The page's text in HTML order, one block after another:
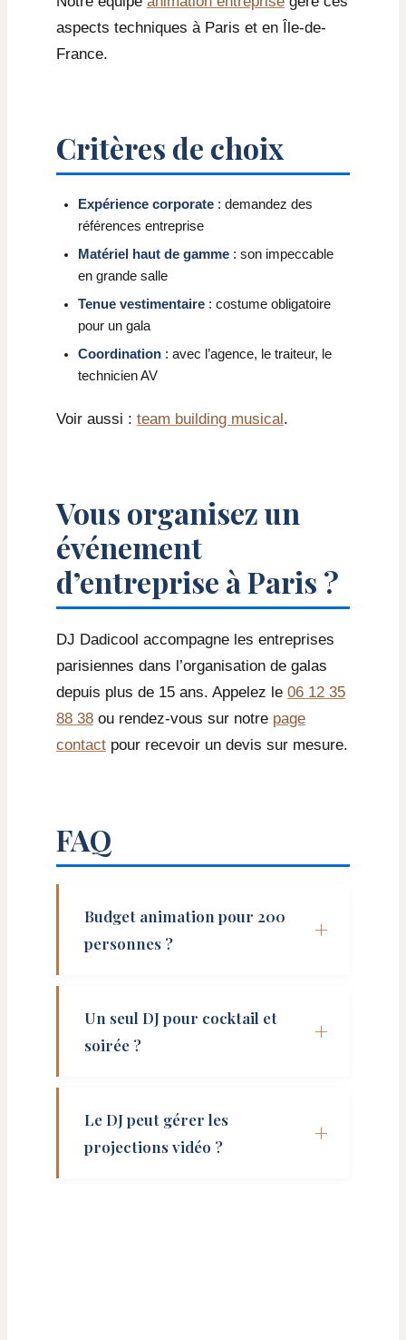
aspects techniques à Paris et en Île-de-
France.
Critères de choix
Expérience corporate: demandez des
références entreprise
Matériel haut de gamme: son impeccable
en grande salle
Tenue vestimentaire: costume obligatoire
pour un gala
Coordination: avec l’agence, le traiteur, le
technicien AV
Voir aussi : team building musical.
Vous organisez un
événement
d’entreprise à Paris ?
DJ Dadicool accompagne les entreprises
parisiennes dans l’organisation de galas
depuis plus de 15 ans. Appelez le 06 12 35
88 38ou rendez-vous sur notre page
contactpour recevoir un devis sur mesure.
FAQ
Budget animation pour 200
personnes ?
Un seul DJ pour cocktail et
soirée ?
Le DJ peut gérer les
projections vidéo ?